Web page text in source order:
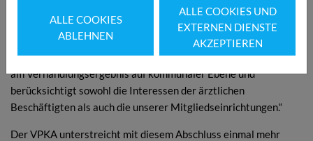
Auch Michael Strobach, Geschäftsführer des VPKA, äußerte
sich zufrieden über den Verlauf der Verhandlungsrunde: „Die
Verhandlung war von gegenseitigem Respekt und
Sachorientierung geprägt. Das erzielte Ergebnis orientiert sich
am Verhandlungsergebnis auf kommunaler Ebene und
berücksichtigt sowohl die Interessen der ärztlichen
Beschäftigten als auch die unserer Mitgliedseinrichtungen.“
Der VPKA unterstreicht mit diesem Abschluss einmal mehr
ALLE COOKIES
ABLEHNEN
ALLE COOKIES UND
EXTERNEN DIENSTE
AKZEPTIEREN